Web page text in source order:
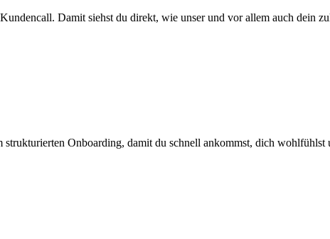
Damit siehst du direkt, wie unser und vor allem auch dein
strukturierten Onboarding, damit du schnell ankommst, dich